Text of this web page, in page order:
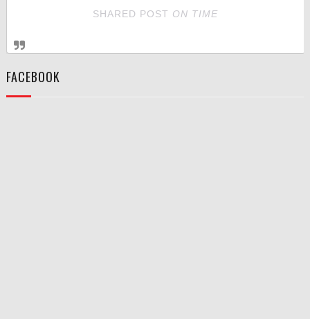
SHARED POST ON TIME
FACEBOOK